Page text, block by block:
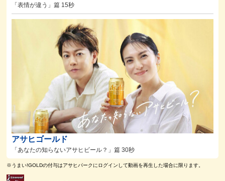
「表情が違う」篇 15秒
アサヒゴールド
「あなたの知らないアサヒビール？」篇 30秒
※うまい!GOLDの付与はアサヒパークにログインして動画を再生した場合に限ります。